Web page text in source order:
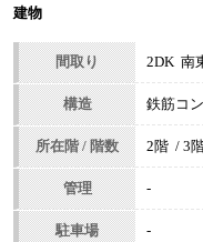
建物
間取り 2DK 南
構造 鉄筋コ
所在階 / 階数 2階 / 3
管理 -
駐車場 -